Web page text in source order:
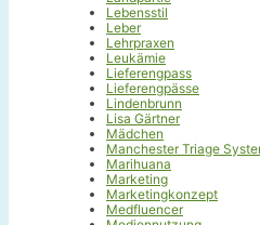
Lebensstil
Leber
Lehrpraxen
Leukämie
Lieferengpass
Lieferengpässe
Lindenbrunn
Lisa Gärtner
Mädchen
Manchester Triage
Marihuana
Marketing
Marketingkonzept
Medfluencer